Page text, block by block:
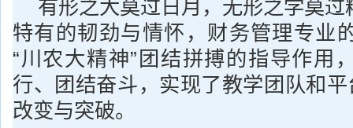
有形之大莫过日月，无形之学莫
特有的韧劲与情怀，财务管理专业
“川农大精神”团结拼搏的指导作用
行、团结奋斗，实现了教学团队和平
改变与突破。